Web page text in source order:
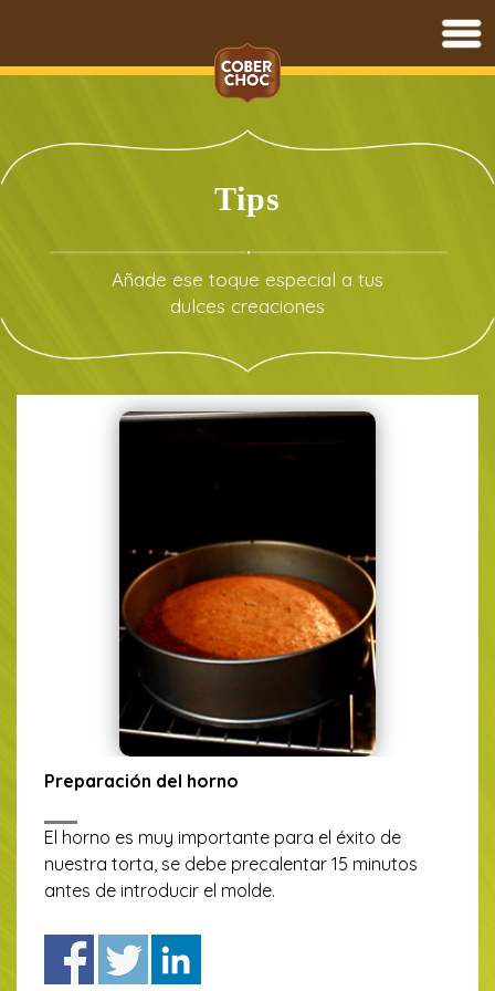
Saltar
Tips
Añade ese toque especial a tus
dulces creaciones
Preparación del horno
El horno es muy importante para el éxito de
nuestra torta, se debe precalentar 15 minutos
antes de introducir el molde.